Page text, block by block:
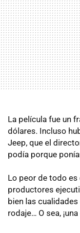
La película fue un
dólares. Incluso
Jeep, que el
podía porque
Lo peor de todo
productores
bien las
rodaje… O sea,